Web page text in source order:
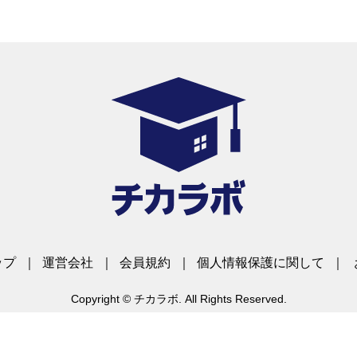
プ 運営会社 会員規約 個人情報保護に関して
Copyright © チカラボ. All Rights Reserved.